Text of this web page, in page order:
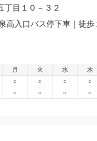
丁目１０－３２
高入口バス停下車｜徒歩
月 火 水
木
○ ○ ○
○
○ ○ ○ ○